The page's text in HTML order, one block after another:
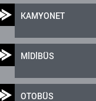
KAMYONET
MİDİBÜS
OTOBÜS